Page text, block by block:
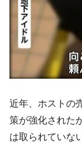
近年、ホストの
策が強化された
は取られていな